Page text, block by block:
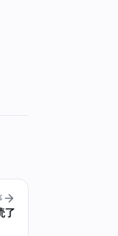
了